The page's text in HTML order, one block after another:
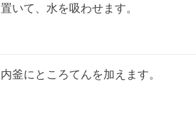
置いて、水を吸わせます。
内釜にところてんを加えます。